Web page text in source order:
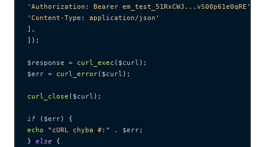
' Authorization: Bearer em_test_51RxCWJ...vS00p61e0qRE '
' Content-Type: application/json '
],
]);
$response = curl_exec ($curl );
$err = curl_error($curl );
curl_close ($curl );
if ( $err) {
echo " cURL chyba #: " . $err;
} else {